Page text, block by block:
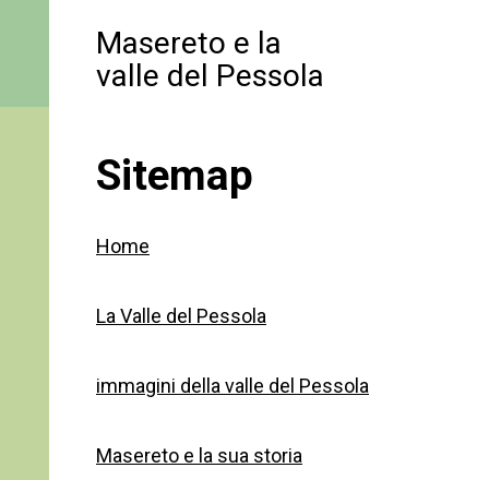
Masereto e la
valle del Pessola
Sitemap
Home
La Valle del Pessola
immagini della valle del Pessola
Masereto e la sua storia